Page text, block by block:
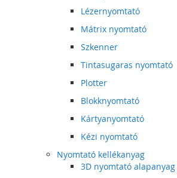
Lézernyomtató
Mátrix nyomtató
Szkenner
Tintasugaras nyomtató
Plotter
Blokknyomtató
Kártyanyomtató
Kézi nyomtató
Nyomtató kellékanyag
3D nyomtató alapanyag